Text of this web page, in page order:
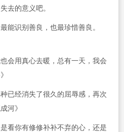
去的意义吧。
能识别善良，也最珍惜善良。
会用真心去暖，总有一天，我会
已经消失了很久的屈辱感，再次
河》
看你有修修补补不弃的心，还是